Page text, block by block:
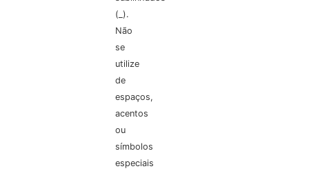
(_).
Não
se
utilize
de
espaços,
acentos
ou
símbolos
especiais